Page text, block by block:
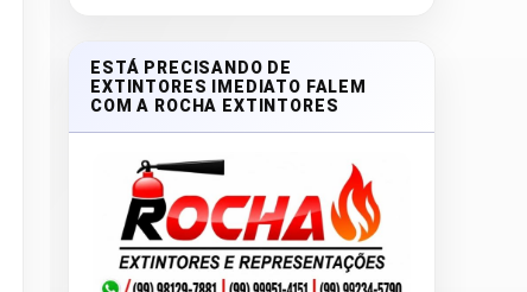
ESTÁ PRECISANDO DE
EXTINTORES IMEDIATO FALEM
COM A ROCHA EXTINTORES